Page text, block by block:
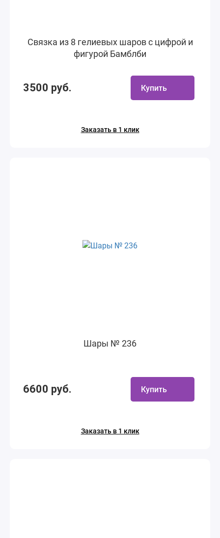
Связка из 8 гелиевых шаров с цифрой и
фигурой Бамблби
3500 руб. Купить
Заказать в 1 клик
Шары № 236
6600 руб. Купить
Заказать в 1 клик